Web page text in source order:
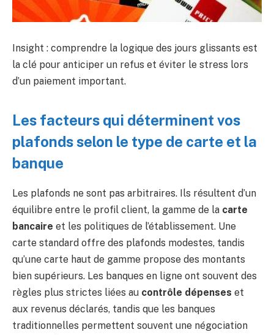
Insight : comprendre la logique des jours glissants est
la clé pour anticiper un refus et éviter le stress lors
d’un paiement important.
Les facteurs qui déterminent vos
plafonds selon le type de carte et la
banque
Les plafonds ne sont pas arbitraires. Ils résultent d’un
équilibre entre le profil client, la gamme de la carte
bancaire et les politiques de l’établissement. Une
carte standard offre des plafonds modestes, tandis
qu’une carte haut de gamme propose des montants
bien supérieurs. Les banques en ligne ont souvent des
règles plus strictes liées au contrôle dépenses et
aux revenus déclarés, tandis que les banques
traditionnelles permettent souvent une négociation